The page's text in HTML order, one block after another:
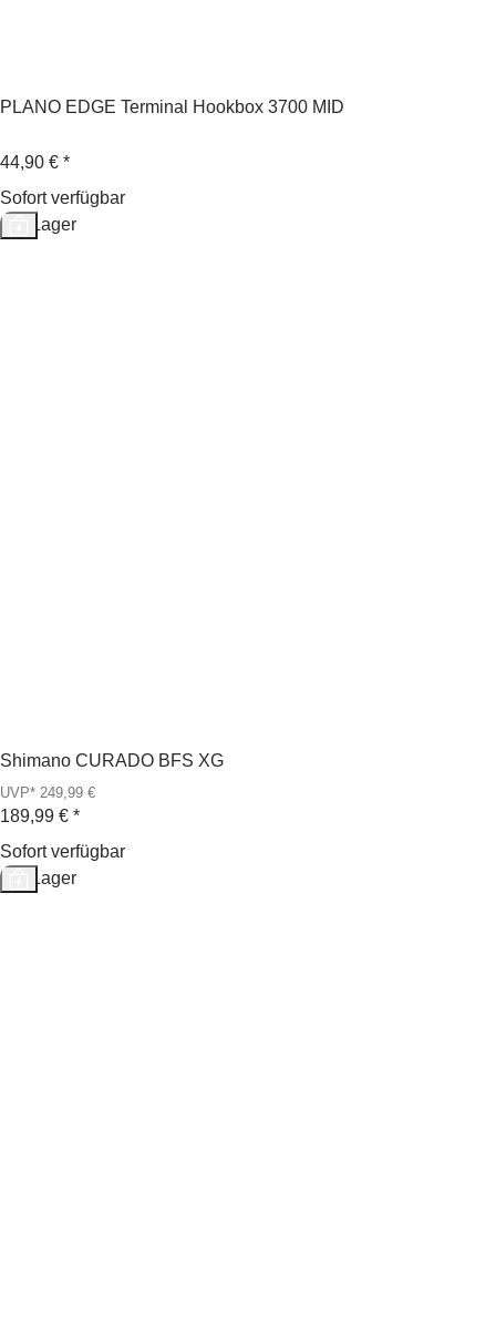
PLANO EDGE Terminal Hookbox 3700 MID
44,90 € *
Sofort verfügbar
Auf Lager
Shimano CURADO BFS XG
UVP* 249,99 €
189,99 € *
Sofort verfügbar
Auf Lager